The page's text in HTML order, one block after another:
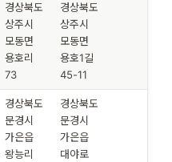
경상북도
상주시
모동면
용호리
73
경상북도
상주시
모동면
용호1길
45-11
경상북도
문경시
가은읍
왕능리
경상북도
문경시
가은읍
대야로